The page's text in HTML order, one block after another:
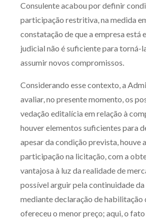
Consulente acabou por definir
participação restritiva, na medida
constatação de que a empresa está
judicial não é suficiente para torná-
assumir novos compromissos.
Considerando esse contexto, a
avaliar, no presente momento, os
vedação editalícia em relação à
houver elementos suficientes para
apesar da condição prevista, houve
participação na licitação, com a
vantajosa à luz da realidade de
possível arguir pela continuidade
mediante declaração de habilitação
ofereceu o menor preço; aqui, o